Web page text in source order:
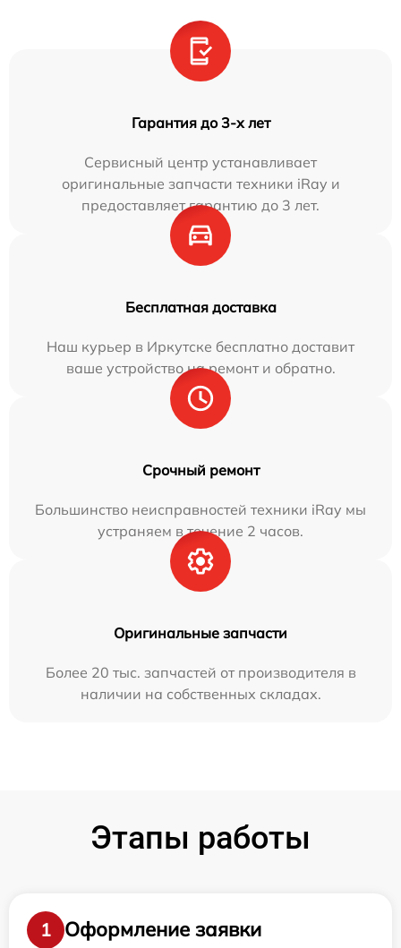
Гарантия до 3-х лет
Сервисный центр устанавливает
оригинальные запчасти техники iRay и
предоставляет гарантию до 3 лет.
Бесплатная доставка
Наш курьер в Иркутске бесплатно доставит
ваше устройство на ремонт и обратно.
Срочный ремонт
Большинство неисправностей техники iRay мы
устраняем в течение 2 часов.
Оригинальные запчасти
Более 20 тыс. запчастей от производителя в
наличии на собственных складах.
Этапы работы
1
Оформление заявки